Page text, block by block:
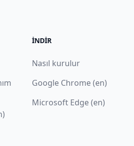
İNDIR
Nasıl kurulur
Google Chrome (en)
Microsoft Edge (en)